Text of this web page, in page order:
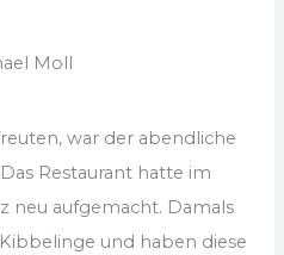
Moll
war der abendliche
Restaurant hatte im
neu aufgemacht. Damals
und haben diese